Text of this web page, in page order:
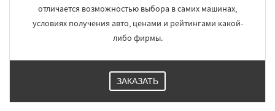
отличается возможностью выбора в самих машинах,
условиях получения авто, ценами и рейтингами какой-
либо фирмы.
ЗАКАЗАТЬ